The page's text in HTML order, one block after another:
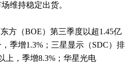
维持稳定出货。
方（BOE）第三季度以超1.45亿
季增1.3%；三星显示（SDC）排
上，季增8.3%；华星光电